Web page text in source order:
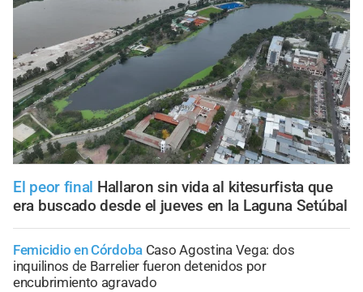
El peor final Hallaron sin vida al kitesurfista que
era buscado desde el jueves en la Laguna Setúbal
Femicidio en Córdoba Caso Agostina Vega: dos
inquilinos de Barrelier fueron detenidos por
encubrimiento agravado